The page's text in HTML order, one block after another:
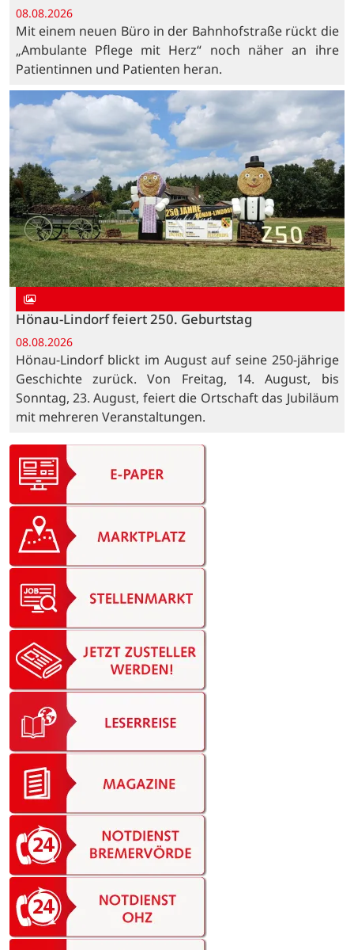
08.08.2026
Mit einem neuen Büro in der Bahnhofstraße rückt die
„Ambulante Pflege mit Herz“ noch näher an ihre
Patientinnen und Patienten heran.
Hönau-Lindorf feiert 250. Geburtstag
08.08.2026
Hönau-Lindorf blickt im August auf seine 250-jährige
Geschichte zurück. Von Freitag, 14. August, bis
Sonntag, 23. August, feiert die Ortschaft das Jubiläum
mit mehreren Veranstaltungen.